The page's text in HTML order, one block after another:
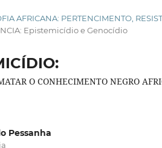
AFRICANA: PERTENCIMENTO,
Epistemicídio e Genocídio
O CONHECIMENTO NEGRO
Pessanha